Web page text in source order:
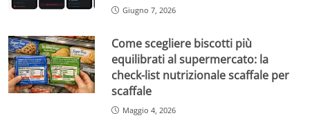
Giugno 7, 2026
Come scegliere biscotti più
equilibrati al supermercato: la
check-list nutrizionale scaffale per
scaffale
Maggio 4, 2026